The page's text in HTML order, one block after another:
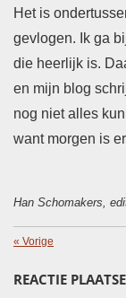
Het is
gevlogen. Ik ga
die heerlijk is.
en mijn blog
nog niet alles
want morgen is
Han Schomakers,
« Vorige
REACTIE